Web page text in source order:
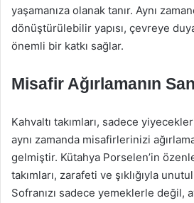
yaşamanıza olanak tanır. Aynı
dönüştürülebilir yapısı, çevreye
önemli bir katkı sağlar.
Misafir Ağırlamanın
Kahvaltı takımları, sadece
aynı zamanda misafirlerinizi
gelmiştir. Kütahya Porselen’in
takımları, zarafeti ve şıklığıyla
Sofranızı sadece yemeklerle değil,